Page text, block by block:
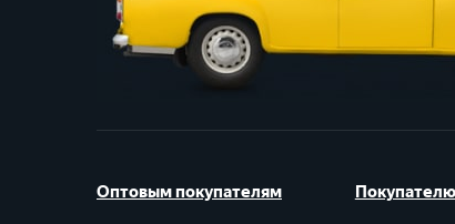
Оптовым покупателям Покупателю